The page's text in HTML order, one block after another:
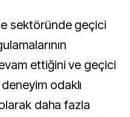
sektöründe geçici
ettiğini ve geçici
deneyim odaklı
daha fazla